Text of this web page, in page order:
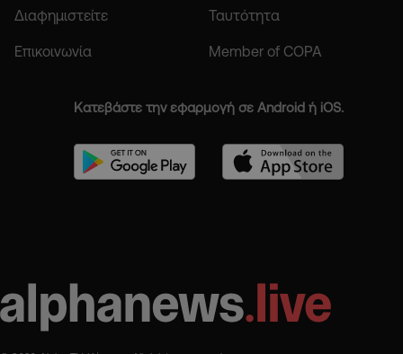
Διαφημιστείτε Ταυτότητα
Επικοινωνία Member of COPA
Κατεβάστε την εφαρμογή σε Android ή iOS.